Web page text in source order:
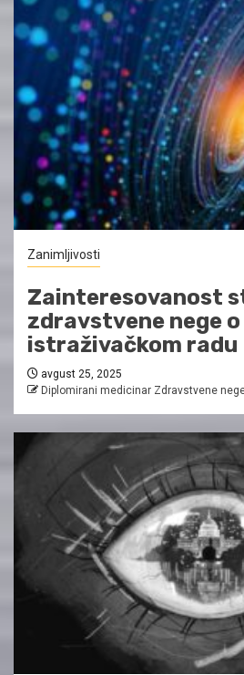
Zanimljivosti
Zainteresovanost
zdravstvene nege
istraživačkom radu
avgust 25, 2025
Diplomirani medicinar Zdravstvene